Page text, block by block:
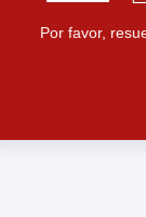
Por favor,